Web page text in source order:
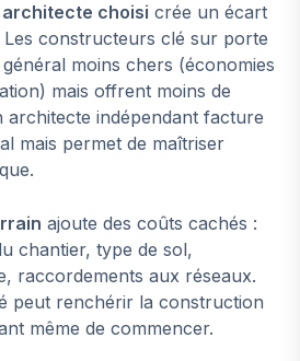
choisi crée un écart
constructeurs clé sur porte
moins chers (économies
mais offrent moins de
architecte indépendant facture
mais permet de maîtriser
ajoute des coûts cachés :
chantier, type de sol,
raccordements aux réseaux.
peut renchérir la construction
même de commencer.